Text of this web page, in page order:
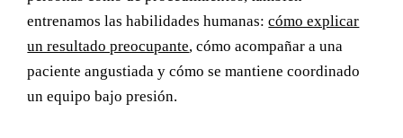
entrenamos las habilidades humanas:cómo explicar
un resultado preocupante, cómo acompañar a una
paciente angustiada y cómo se mantiene coordinado
un equipo bajo presión.